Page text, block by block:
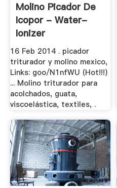
Molino Picador De
Icopor - Water-
Ionizer
16 Feb 2014 . picador
triturador y molino mexico,
Links: goo/N1nfWU (Hot!!!)
... Molino triturador para
acolchados, guata,
viscoelástica, textiles, .